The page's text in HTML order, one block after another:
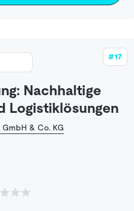
#17
Nachhaltige
Logistiklösungen
& Co. KG